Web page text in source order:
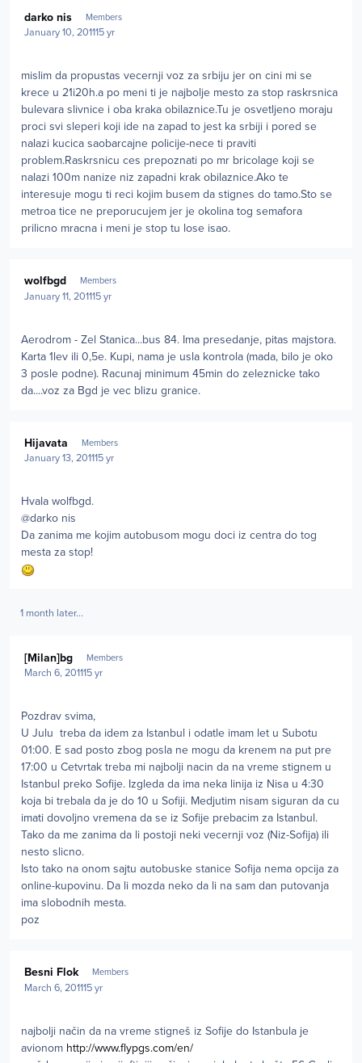
darko nis Members
January 10, 201115 yr
mislim da propustas vecernji voz za srbiju jer on cini mi se
krece u 21i20h.a po meni ti je najbolje mesto za stop raskrsnica
bulevara slivnice i oba kraka obilaznice.Tu je osvetljeno moraju
proci svi sleperi koji ide na zapad to jest ka srbiji i pored se
nalazi kucica saobarcajne policije-nece ti praviti
problem.Raskrsnicu ces prepoznati po mr bricolage koji se
nalazi 100m nanize niz zapadni krak obilaznice.Ako te
interesuje mogu ti reci kojim busem da stignes do tamo.Sto se
metroa tice ne preporucujem jer je okolina tog semafora
prilicno mracna i meni je stop tu lose isao.
wolfbgd Members
January 11, 201115 yr
Aerodrom - Zel Stanica...bus 84. Ima presedanje, pitas majstora.
Karta 1lev ili 0,5e. Kupi, nama je usla kontrola (mada, bilo je oko
3 posle podne). Racunaj minimum 45min do zeleznicke tako
da....voz za Bgd je vec blizu granice.
Hijavata Members
January 13, 201115 yr
Hvala wolfbgd.
@darko nis
Da zanima me kojim autobusom mogu doci iz centra do tog
mesta za stop!
1 month later...
[Milan]bg Members
March 6, 201115 yr
Pozdrav svima,
U Julu treba da idem za Istanbul i odatle imam let u Subotu
01:00. E sad posto zbog posla ne mogu da krenem na put pre
17:00 u Cetvrtak treba mi najbolji nacin da na vreme stignem u
Istanbul preko Sofije. Izgleda da ima neka linija iz Nisa u 4:30
koja bi trebala da je do 10 u Sofiji. Medjutim nisam siguran da cu
imati dovoljno vremena da se iz Sofije prebacim za Istanbul.
Tako da me zanima da li postoji neki vecernji voz (Niz-Sofija) ili
nesto slicno.
Isto tako na onom sajtu autobuske stanice Sofija nema opcija za
online-kupovinu. Da li mozda neko da li na sam dan putovanja
ima slobodnih mesta.
poz
Besni Flok Members
March 6, 201115 yr
najbolji način da na vreme stigneš iz Sofije do Istanbula je
avionom http://www.flypgs.com/en/